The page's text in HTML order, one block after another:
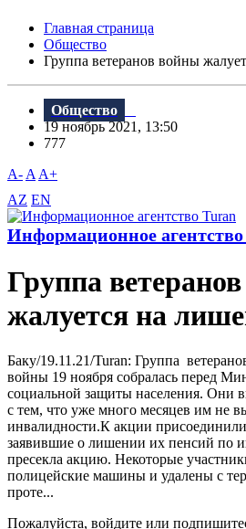
Главная страница
Общество
Группа ветеранов войны
Общество
19 ноябрь 2021, 13:50
777
A- A A+
AZ EN
Информационное
Группа
жалуется на
Баку/19.11.21/Turan: Группа
войны 19 ноября собралась перед
социальной защиты населения. Они
с тем, что уже много месяцев им не
инвалидности.К акции
заявившие о лишении их пенсий по
пресекла акцию. Некоторые
полицейские машины и удалены с
проте...
Пожалуйста, войдите или